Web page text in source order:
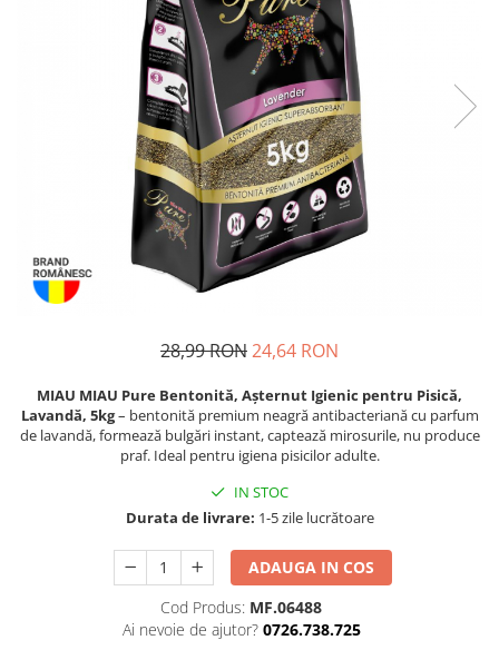
Covorașe Igienice Câini
Șampoane Câini
Antiparazitare Câini
Vitamine Câini
Perii & Piepteni
Culcușuri & Saltele Câini
Castroane și Adapatori
Cuști și Genți
Zgărzi, Lese & Hamuri
Așternut Igienic Pisici
Antiparazitare Pisici
Perii & Piepteni Pisici
Accesorii Pisici
Castroane & Adapatori Pisici
Cuști & Genți Pisici
Zgărzi & Hamuri
28,99 RON24,64 RON
MIAU MIAU Pure Bentonită, Așternut Igienic pentru Pisică,
Lavandă, 5kg– bentonită premium neagră antibacteriană cu parfum
de lavandă, formează bulgări instant, captează mirosurile, nu produce
praf. Ideal pentru igiena pisicilor adulte.
IN STOC
Durata de livrare: 1-5 zile lucrătoare
ADAUGA IN COS
Cod Produs: MF.06488
Ai nevoie de ajutor? 0726.738.725